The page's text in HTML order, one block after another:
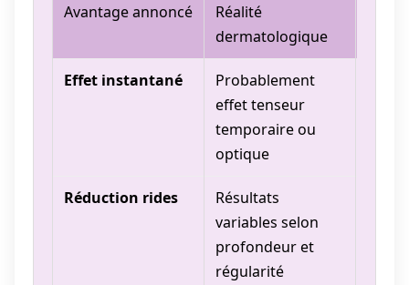
Avantage annoncé
Réalité
dermatologique
Effet instantané
Probablement
effet tenseur
temporaire ou
optique
Réduction rides
Résultats
variables selon
profondeur et
régularité